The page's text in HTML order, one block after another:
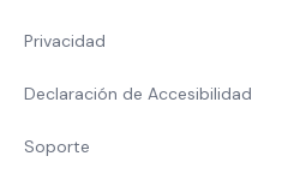
Privacidad
Declaración de Accesibilidad
Soporte